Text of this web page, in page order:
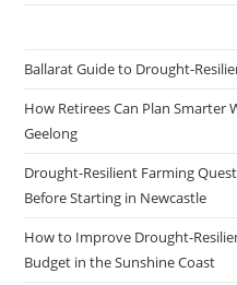
Ballarat Guide to Drought-
How Retirees Can Plan Smarter
Geelong
Drought-Resilient Farming
Before Starting in Newcastle
How to Improve Drought-
Budget in the Sunshine Coast